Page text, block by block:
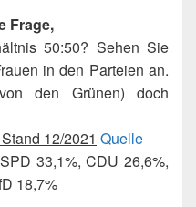
Frage,
50:50? Sehen Sie
in den Parteien an.
den Grünen) doch
12/2021 Quelle
33,1%, CDU 26,6%,
18,7%